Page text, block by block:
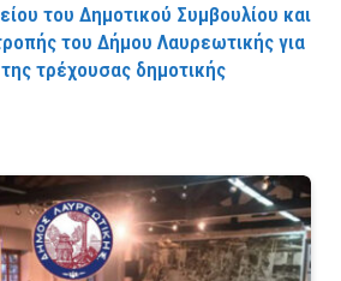
του Δημοτικού Συμβουλίου και
του Δήμου Λαυρεωτικής για
τρέχουσας δημοτικής